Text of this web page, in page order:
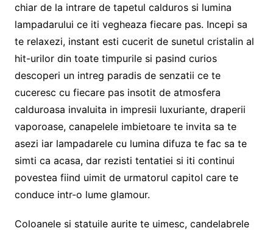
chiar de la intrare de tapetul calduros si lumina
lampadarului ce iti vegheaza fiecare pas. Incepi sa
te relaxezi, instant esti cucerit de sunetul cristalin al
hit-urilor din toate timpurile si pasind curios
descoperi un intreg paradis de senzatii ce te
cuceresc cu fiecare pas insotit de atmosfera
calduroasa invaluita in impresii luxuriante, draperii
vaporoase, canapelele imbietoare te invita sa te
asezi iar lampadarele cu lumina difuza te fac sa te
simti ca acasa, dar rezisti tentatiei si iti continui
povestea fiind uimit de urmatorul capitol care te
conduce intr-o lume glamour.
Coloanele si statuile aurite te uimesc, candelabrele